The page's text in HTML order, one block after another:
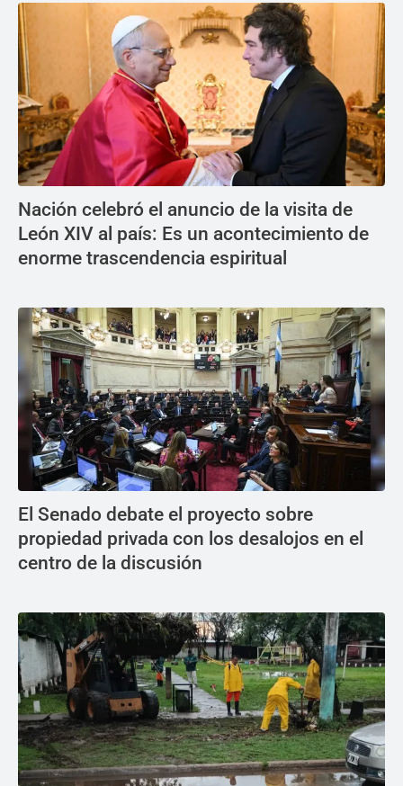
Nación celebró el anuncio de la visita de
León XIV al país: Es un acontecimiento de
enorme trascendencia espiritual
El Senado debate el proyecto sobre
propiedad privada con los desalojos en el
centro de la discusión